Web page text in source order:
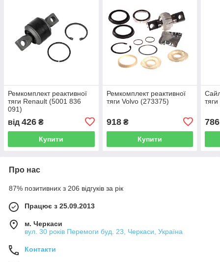
Ремкомплект реактивної
тяги Renault (5001 836
091)
від 426 ₴
Купити
Ремкомплект реактивної
тяги Volvo (273375)
918₴
Купити
786
Про нас
87% позитивних з 206 відгуків за рік
Працює з 25.09.2013
м. Черкаси
вул. 30 років Перемоги буд. 23, Черкаси, Україна
Контакти